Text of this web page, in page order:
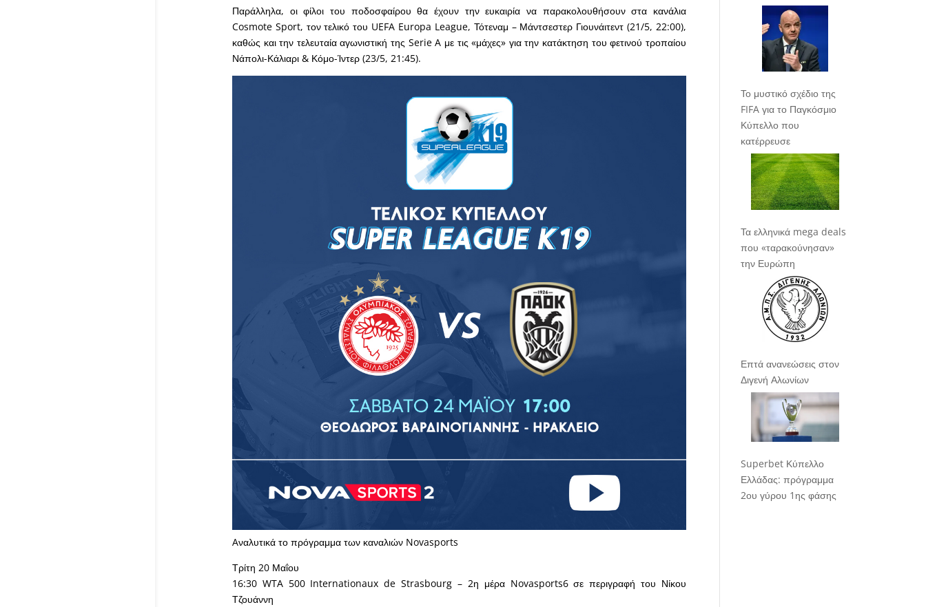
Παράλληλα, οι φίλοι του ποδοσφαίρου θα έχουν την ευκαιρία να παρακολουθήσουν στα κανάλια
Cosmote Sport, τον τελικό του UEFA Europa League, Τότεναμ – Μάντσεστερ Γιουνάιτεντ (21/5, 22:00),
καθώς και την τελευταία αγωνιστική της Serie A με τις «μάχες» για την κατάκτηση του φετινού τροπαίου
Νάπολι-Κάλιαρι & Κόμο-Ίντερ (23/5, 21:45).
Aναλυτικά το πρόγραμμα των καναλιών Novasports
Τρίτη 20 Μαΐου
16:30 WTA 500 Internationaux de Strasbourg – 2η μέρα Novasports6 σε περιγραφή του Νίκου
Τζουάννη
Το μυστικό σχέδιο της
FIFA για το Παγκόσμιο
Κύπελλο που
κατέρρευσε
Τα ελληνικά mega deals
που «ταρακούνησαν»
την Ευρώπη
Επτά ανανεώσεις στον
Διγενή Αλωνίων
Superbet Κύπελλο
Ελλάδας: πρόγραμμα
2ου γύρου 1ης φάσης